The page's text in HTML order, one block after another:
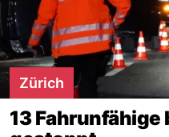
Zürich
13 Fahrunfähige